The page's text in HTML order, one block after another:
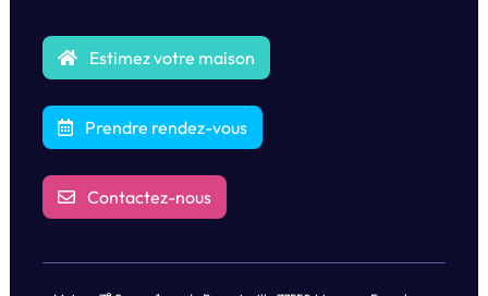
Estimez votre maison
Prendre rendez-vous
Contactez-nous